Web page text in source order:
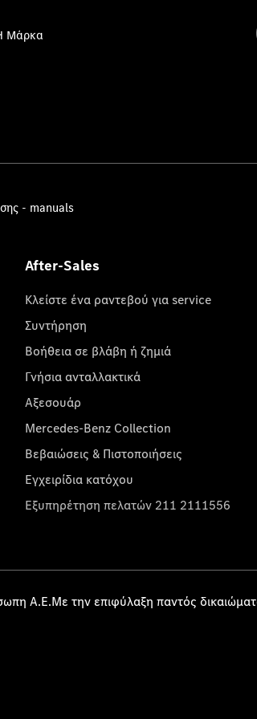
Μάρκα
- manuals
After-Sales
Κλείστε ένα ραντεβού για service
Συντήρηση
Βοήθεια σε βλάβη ή ζημιά
Γνήσια ανταλλακτικά
Αξεσουάρ
Mercedes-Benz Collection
Βεβαιώσεις & Πιστοποιήσεις
Εγχειρίδια κατόχου
Εξυπηρέτηση πελατών 211 2111556
Α.Ε.Με την επιφύλαξη παντός